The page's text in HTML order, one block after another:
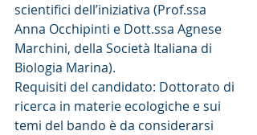
scientifici dell’iniziativa (Prof.ssa
Anna Occhipinti e Dott.ssa Agnese
Marchini, della Società Italiana di
Biologia Marina).
Requisiti del candidato: Dottorato di
ricerca in materie ecologiche e sui
temi del bando è da considerarsi